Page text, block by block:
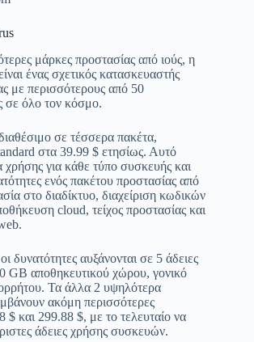
μάρκες προστασίας από ιούς, η
ένας σχετικός κατασκευαστής
με περισσότερους από 50
σε όλο τον κόσμο.
σε τέσσερα πακέτα,
στα 39.99 $ ετησίως. Αυτό
χρήσης για κάθε τύπο συσκευής και
ενός πακέτου προστασίας από
στο διαδίκτυο, διαχείριση κωδικών
cloud, τείχος προστασίας και
δυνατότητες αυξάνονται σε 5 άδειες
GB αποθηκευτικού χώρου, γονικό
Τα άλλα 2 υψηλότερα
ακόμη περισσότερες
$ και 299.88 $, με το τελευταίο να
άδειες χρήσης συσκευών.